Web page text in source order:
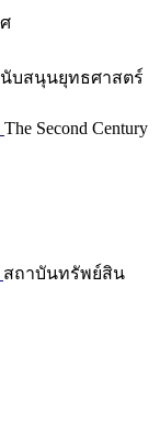
บสนุนยุทธศาสตร์
The Second Century
สถาบันทรัพย์สิน